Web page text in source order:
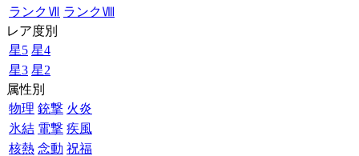
ランクⅦ ランクⅧ
レア度別
星5 星4
星3 星2
属性別
物理 銃撃 火炎
氷結 電撃 疾風
核熱 念動 祝福